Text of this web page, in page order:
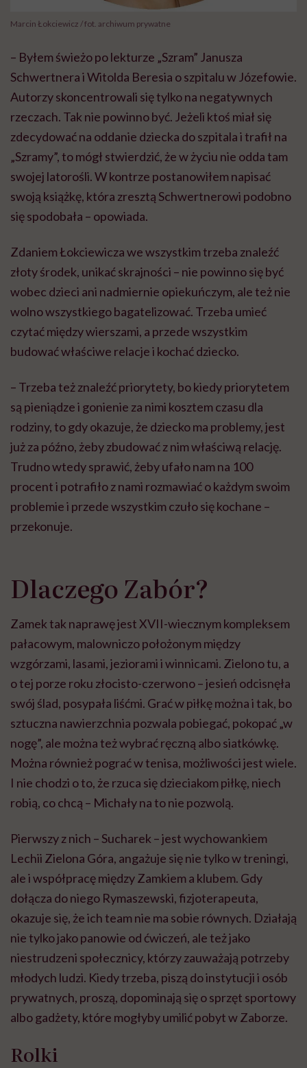
Marcin Łokciewicz / fot. archiwum prywatne
– Byłem świeżo po lekturze „Szram” Janusza
Schwertnerai Witolda Beresia o szpitalu w Józefowie.
Autorzy skoncentrowali się tylko na negatywnych
rzeczach. Tak nie powinno być. Jeżeli ktoś miał się
zdecydować na oddanie dziecka do szpitala i trafił na
„Szramy”, to mógł stwierdzić, że w życiu nie odda tam
swojej latorośli. W kontrze postanowiłem napisać
swoją książkę, która zresztąSchwertnerowi podobno
się spodobała – opowiada.
ZdaniemŁokciewiczawe wszystkim trzeba znaleźć
złoty środek, unikać skrajności – nie powinno się być
wobec dzieci ani nadmiernie opiekuńczym, ale też nie
wolno wszystkiego bagatelizować. Trzeba umieć
czytać między wierszami, a przede wszystkim
budować właściwe relacje i kochać dziecko.
– Trzeba też znaleźć priorytety, bo kiedy priorytetem
są pieniądze i gonienie za nimi kosztem czasu dla
rodziny, to gdy okazuje, że dziecko ma problemy, jest
już za późno, żeby zbudować z nim właściwą relację.
Trudno wtedy sprawić, żeby ufało nam na 100
procent i potrafiło z nami rozmawiać o każdym swoim
problemie i przede wszystkim czuło się kochane –
przekonuje.
Dlaczego Zabór?
Zamek tak naprawę jestXVII-wiecznymkompleksem
pałacowym, malowniczo położonym między
wzgórzami, lasami, jeziorami i winnicami. Zielono tu, a
o tej porze roku złocisto-czerwono– jesień odcisnęła
swój ślad, posypała liśćmi. Grać w piłkę można i tak, bo
sztuczna nawierzchnia pozwala pobiegać, pokopać „w
nogę”, ale można też wybrać ręczną albo siatkówkę.
Można również pograć w tenisa, możliwości jest wiele.
I nie chodzi o to, że rzuca się dzieciakom piłkę, niech
robią, co chcą – Michały na to nie pozwolą.
Pierwszy z nich – Sucharek – jest wychowankiem
Lechii Zielona Góra, angażuje się nie tylko w treningi,
ale i współpracę między Zamkiem a klubem. Gdy
dołącza do niego Rymaszewski, fizjoterapeuta,
okazuje się, że ich team nie ma sobie równych. Działają
nie tylko jako panowie od ćwiczeń, ale też jako
niestrudzeni społecznicy, którzy zauważają potrzeby
młodych ludzi. Kiedytrzeba, piszą do instytucji i osób
prywatnych, proszą, dopominają się o sprzęt sportowy
albo gadżety, które mogłyby umilić pobyt w Zaborze.
Rolki